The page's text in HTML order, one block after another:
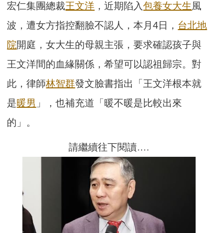
宏仁集團總裁王文洋 ，近期陷入包養女大生風
波，遭女方指控翻臉不認人，本月4日， 台北地
院開庭，女大生的母親主張，要求確認孩子與
王文洋間的血緣關係，希望可以認祖歸宗。對
此，律師林智群發文臉書指出「王文洋根本就
是暖男 」，也補充道「暖不暖是比較出來
的」。
請繼續往下閱讀….